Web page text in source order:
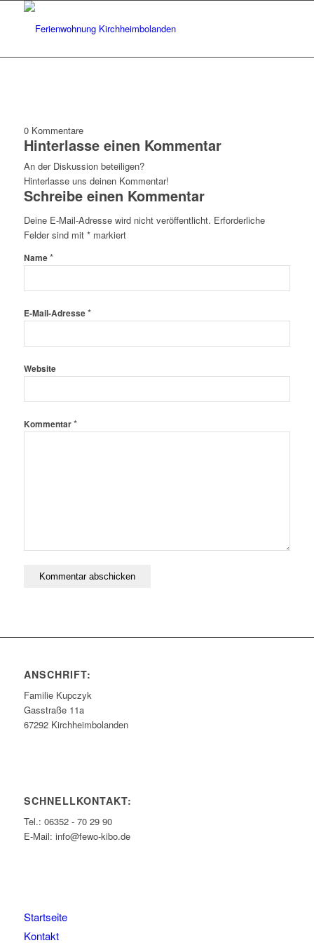
0 Kommentare
Hinterlasse einen Kommentar
An der Diskussion beteiligen?
Hinterlasse uns deinen Kommentar!
Schreibe einen Kommentar
Deine E-Mail-Adresse wird nicht veröffentlicht. Erforderliche
Felder sind mit *markiert
Name*
E-Mail-Adresse*
Website
Kommentar*
ANSCHRIFT:
Familie Kupczyk
Gasstraße 11a
67292 Kirchheimbolanden
SCHNELLKONTAKT:
Tel.: 06352 - 70 29 90
E-Mail: info@fewo-kibo.de
Startseite
Kontakt